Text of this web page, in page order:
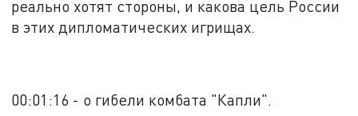
реально хотят стороны, и какова цель России
в этих дипломатических игрищах.
00:01:16 - о гибели комбата "Капли".